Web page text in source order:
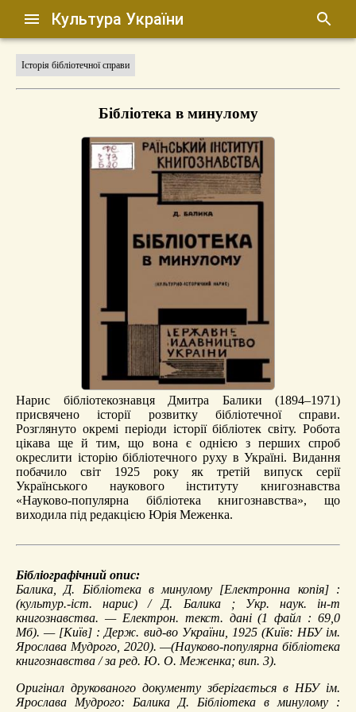
Культура України
Історія бібліотечної справи
Бібліотека в минулому
Нарис бібліотекознавця Дмитра Балики (1894–1971)
присвячено історії розвитку бібліотечної справи.
Розглянуто окремі періоди історії бібліотек світу. Робота
цікава ще й тим, що вона є однією з перших спроб
окреслити історію бібліотечного руху в Україні. Видання
побачило світ 1925 року як третій випуск серії
Українського наукового інституту книгознавства
«Науково-популярна бібліотека книгознавства», що
виходила під редакцією Юрія Меженка.
Бібліографічний опис:
Балика, Д. Бібліотека в минулому [Електронна копія] :
(культур.-іст. нарис) / Д. Балика ; Укр. наук. ін-т
книгознавства. — Електрон. текст. дані (1 файл : 69,0
Мб). — [Київ] : Держ. вид-во України, 1925 (Київ: НБУ ім.
Ярослава Мудрого, 2020). —(Науково-популярна бібліотека
книгознавства / за ред. Ю. О. Меженка; вип. 3).
Оригінал друкованого документу зберігається в НБУ ім.
Ярослава Мудрого: Балика Д. Бібліотека в минулому :